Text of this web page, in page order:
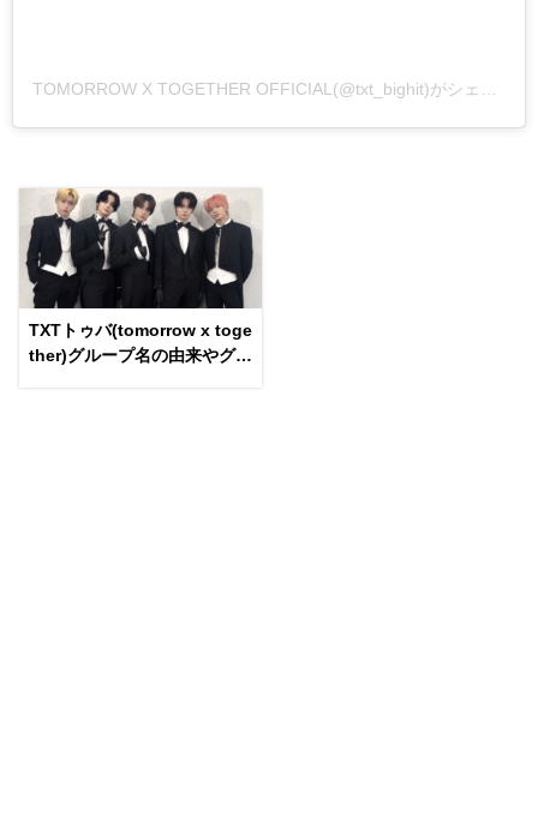
TXTトゥバ(tomorrow x toge
ther)グループ名の由来やグル